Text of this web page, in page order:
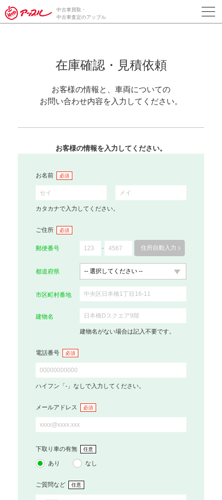
中古車買取・
中古車査定のアップル
在庫確認・見積依頼
お客様の情報と、車両についての
お問い合わせ内容を入力してください。
お客様の情報を入力してください。
お名前 必須
カタカナで入力してください。
ご住所 必須
郵便番号 住所自動入力
都道府県
市区町村番地
建物名
建物名がない場合は記入不要です。
電話番号 必須
ハイフン「-」なしで入力してください。
メールアドレス 必須
下取り車の有無 任意
あり なし
ご質問など 任意